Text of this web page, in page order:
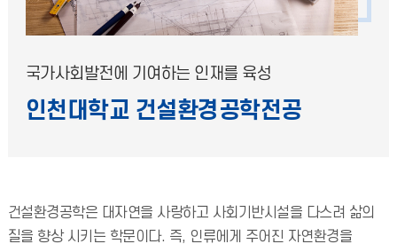
국가사회발전에 기여하는 인재를 육성
인천대학교 건설환경공학전공
건설환경공학은 대자연을 사랑하고 사회기반시설을 다스려 삶의
질을 향상 시키는 학문이다. 즉, 인류에게 주어진 자연환경을